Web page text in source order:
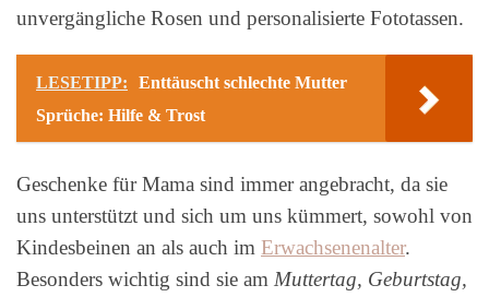
unvergängliche Rosen und personalisierte Fototassen.
LESETIPP:
Enttäuscht schlechte Mutter
Sprüche: Hilfe & Trost
Geschenke für Mama sind immer angebracht, da sie
uns unterstützt und sich um uns kümmert, sowohl von
Kindesbeinen an als auch im Erwachsenenalter.
Besonders wichtig sind sie am Muttertag, Geburtstag,